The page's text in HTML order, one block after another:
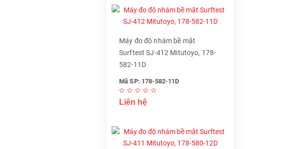
Máy đo độ nhám bề mặt
Surftest SJ-412 Mitutoyo, 178-
582-11D
Mã SP: 178-582-11D
Liên hệ